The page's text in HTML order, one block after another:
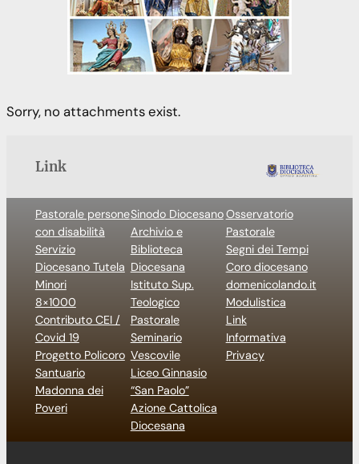
Sorry, no attachments exist.
Link
Pastorale persone
con disabilità
Servizio
Diocesano Tutela
Minori
8×1000
Contributo CEI /
Covid 19
Progetto Policoro
Santuario
Madonna dei
Poveri
Sinodo Diocesano
Archivio e
Biblioteca
Diocesana
Istituto Sup.
Teologico
Pastorale
Seminario
Vescovile
Liceo Ginnasio
“San Paolo”
Azione Cattolica
Diocesana
Osservatorio
Pastorale
Segni dei Tempi
Coro diocesano
domenicolando.it
Modulistica
Link
Informativa
Privacy